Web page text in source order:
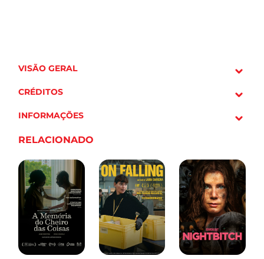
VISÃO GERAL
CRÉDITOS
INFORMAÇÕES
RELACIONADO